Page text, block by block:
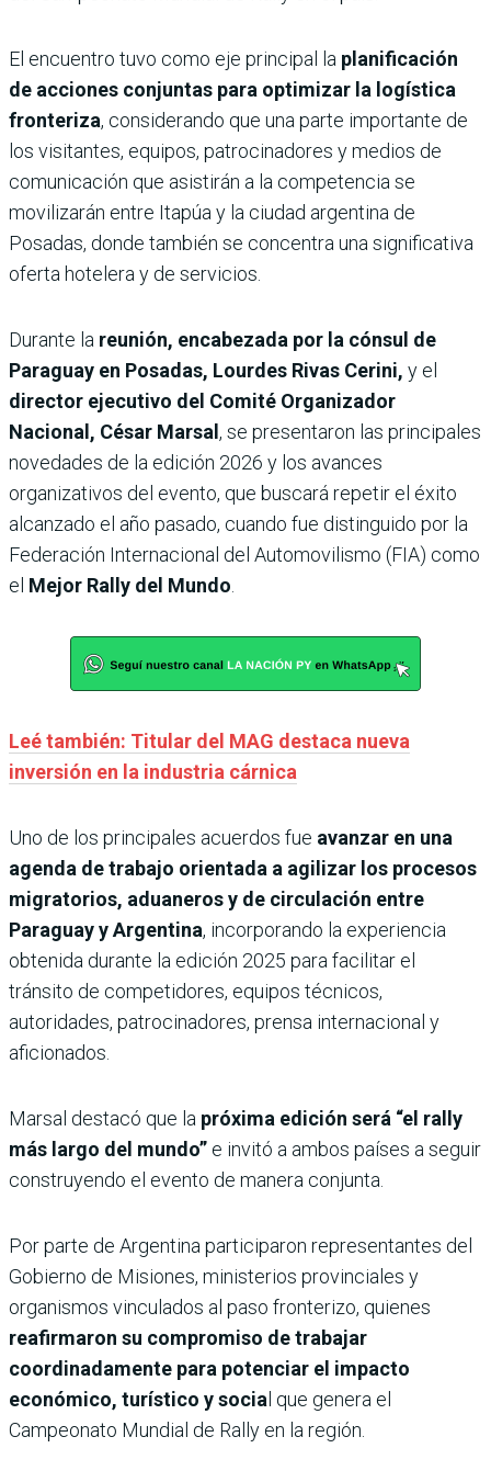
El encuentro tuvo como eje principal la planificación
de acciones conjuntas para optimizar la logística
fronteriza, considerando que una parte importante de
los visitantes, equipos, patrocinadores y medios de
comunicación que asistirán a la competencia se
movilizarán entre Itapúa y la ciudad argentina de
Posadas, donde también se concentra una significativa
oferta hotelera y de servicios.
Durante la reunión, encabezada por la cónsul de
Paraguay en Posadas, Lourdes Rivas Cerini, y el
director ejecutivo del Comité Organizador
Nacional, César Marsal , se presentaron las principales
novedades de la edición 2026 y los avances
organizativos del evento, que buscará repetir el éxito
alcanzado el año pasado, cuando fue distinguido por la
Federación Internacional del Automovilismo (FIA) como
el Mejor Rally del Mundo
Leé también: Titular del MAG destaca nueva
inversión en la industria cárnica
Uno de los principales acuerdos fue avanzar en una
agenda de trabajo orientada a agilizar los procesos
migratorios, aduaneros y de circulación entre
Paraguay y Argentina, incorporando la experiencia
obtenida durante la edición 2025 para facilitar el
tránsito de competidores, equipos técnicos,
autoridades, patrocinadores, prensa internacional y
aficionados.
Marsal destacó que la próxima edición será “el rally
más largo del mundo” e invitó a ambos países a seguir
construyendo el evento de manera conjunta.
Por parte de Argentina participaron representantes del
Gobierno de Misiones, ministerios provinciales y
organismos vinculados al paso fronterizo, quienes
reafirmaron su compromiso de trabajar
coordinadamente para potenciar el impacto
económico, turístico y socia l que genera el
Campeonato Mundial de Rally en la región.